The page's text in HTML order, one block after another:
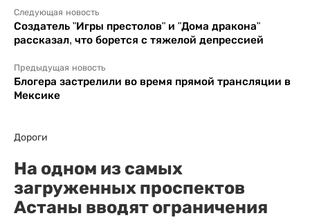
Следующая новость
Создатель "Игры престолов" и "Дома дракона"
рассказал, что борется с тяжелой депрессией
Предыдущая новость
Блогера застрелили во время прямой трансляции в
Мексике
Дороги
На одном из самых
загруженных проспектов
Астаны вводят ограничения